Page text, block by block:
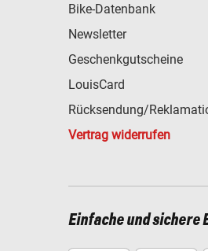
Bike-Datenbank
Newsletter
Geschenkgutscheine
LouisCard
Rücksendung/
Vertrag widerrufen
Einfache und sichere